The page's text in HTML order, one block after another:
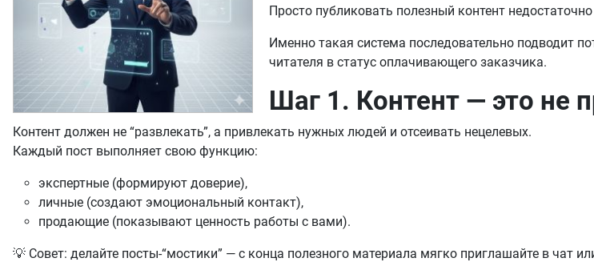
Просто публиковать полезный контент
Именно такая система последовательно подводит
читателя в статус оплачивающего заказчика.
Шаг 1. Контент — это не
Контент должен не “развлекать”, а привлекать нужных людей и отсеивать нецелевых.
Каждый пост выполняет свою функцию:
экспертные (формируют доверие),
личные (создают эмоциональный контакт),
продающие (показывают ценность работы с вами).
💡 Совет: делайте посты-“мостики” — с конца полезного материала мягко приглашайте в чат